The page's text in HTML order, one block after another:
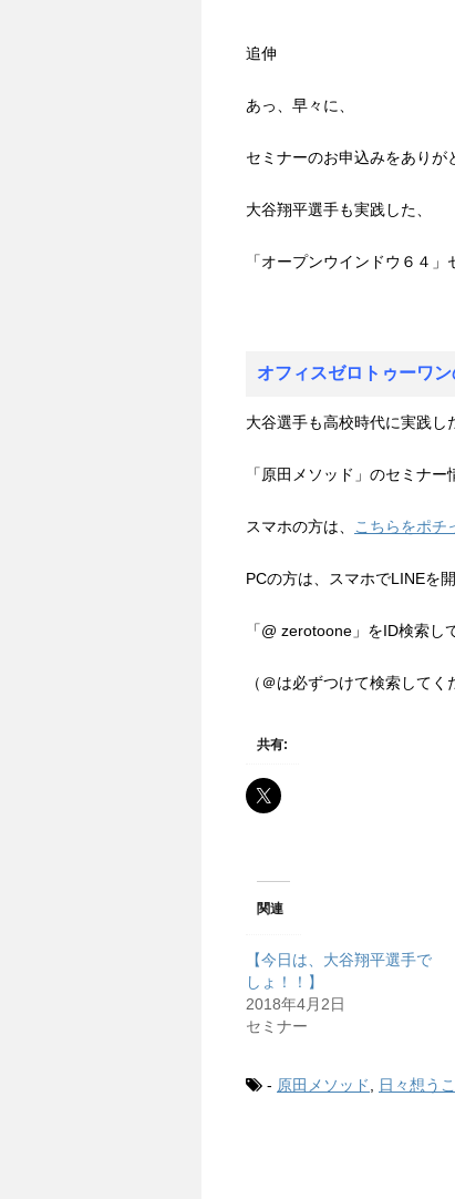
追伸
あっ、早々に、
セミナーのお申込みをありが
大谷翔平選手も実践した、
「オープンウインドウ６４
オフィスゼロトゥーワ
大谷選手も高校時代に実践し
「原田メソッド」のセミナー
スマホの方は、 こちらをポチ
PCの方は、スマホでLINEを
「@ zerotoone」をID検索し
（＠は必ずつけて検索してく
共有:
関連
【今日は、大谷翔平選手で
しょ！！】
2018年4月2日
セミナー
- 原田メソッド 日々想う